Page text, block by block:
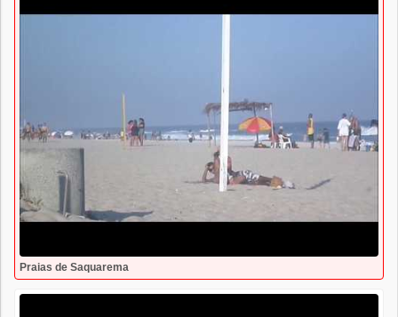
Praias de Saquarema